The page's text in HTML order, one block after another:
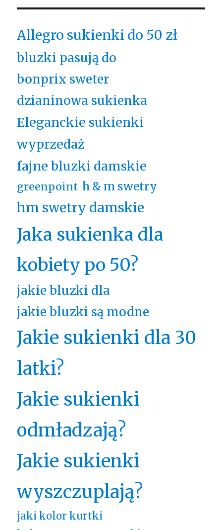
Allegro sukienki do 50 zł
bluzki pasują do
bonprix sweter
dzianinowa sukienka
Eleganckie sukienki
wyprzedaż
fajne bluzki damskie
greenpoint h & m swetry
hm swetry damskie
Jaka sukienka dla
kobiety po 50?
jakie bluzki dla
jakie bluzki są modne
Jakie sukienki dla 30
latki?
Jakie sukienki
odmładzają?
Jakie sukienki
wyszczuplają?
jaki kolor kurtki